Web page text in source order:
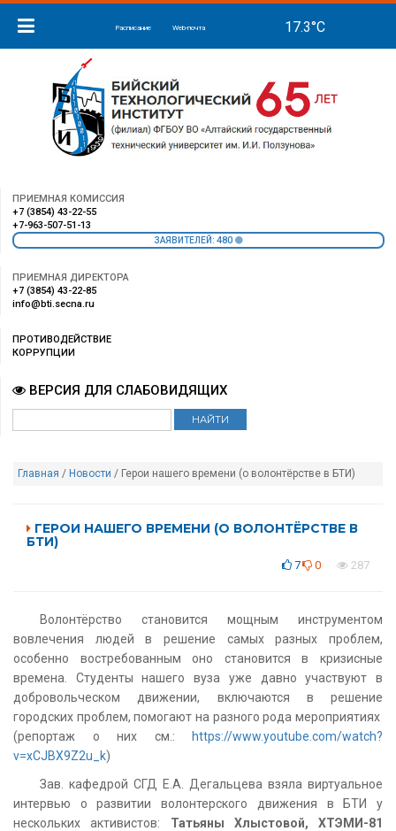
Расписание Web-почта
ПРИЕМНАЯ КОМИССИЯ
+7 (3854) 43-22-55
+7-963-507-51-13
ЗАЯВИТЕЛЕЙ: 480
ПРИЕМНАЯ ДИРЕКТОРА
+7 (3854) 43-22-85
info@bti.secna.ru
ПРОТИВОДЕЙСТВИЕ
КОРРУПЦИИ
ВЕРСИЯ ДЛЯ СЛАБОВИДЯЩИХ
Главная / Новости / Герои нашего времени (о волонтёрстве в БТИ)
ГЕРОИ НАШЕГО ВРЕМЕНИ (О ВОЛОНТЁРСТВЕ В
БТИ)
7 0 287
Волонтёрство становится мощным инструментом
вовлечения людей в решение самых разных проблем,
особенно востребованным оно становится в кризисные
времена. Студенты нашего вуза уже давно участвуют в
добровольческом движении, включаются в решение
городских проблем, помогают на разного рода мероприятиях
(репортаж о них см.:
https://www.youtube.com/watch?
v=xCJBX9Z2u_k)
Зав. кафедрой СГД Е.А. Дегальцева взяла виртуальное
интервью о развитии волонтерского движения в БТИ у
нескольких активистов: Татьяны Хлыстовой, ХТЭМИ-81